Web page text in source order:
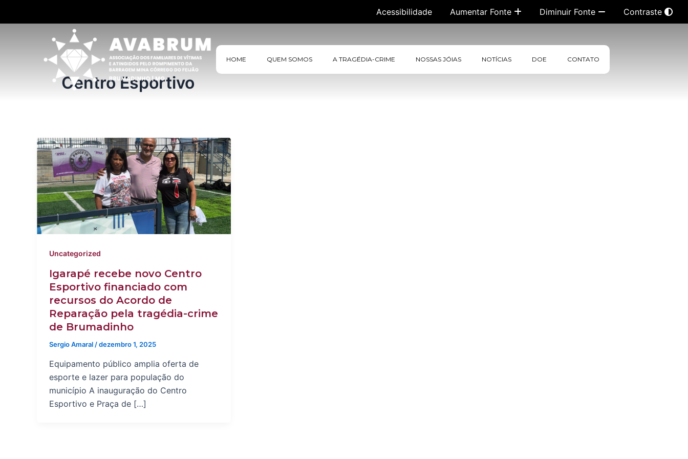
Acessibilidade Aumentar Fonte Diminuir Fonte Contraste
HOME QUEM SOMOS A TRAGÉDIA-CRIME NOSSAS JÓIAS NOTÍCIAS DOE CONTATO
Centro Esportivo
Uncategorized
Igarapé recebe novo Centro
Esportivo financiado com
recursos do Acordo de
Reparação pela tragédia-crime
de Brumadinho
Sergio Amaral/dezembro 1, 2025
Equipamento público amplia oferta de
esporte e lazer para população do
município A inauguração do Centro
Esportivo e Praça de […]